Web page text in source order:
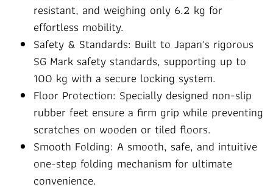
resistant, and weighing only 6.2 kg for
effortless mobility.
Safety & Standards: Built to Japan's rigorous
SG Mark safety standards, supporting up to
100 kg with a secure locking system.
Floor Protection: Specially designed non-slip
rubber feet ensure a firm grip while preventing
scratches on wooden or tiled floors.
Smooth Folding: A smooth, safe, and intuitive
one-step folding mechanism for ultimate
convenience.